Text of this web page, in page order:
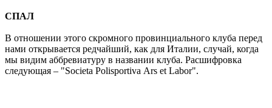
СПАЛ
В отношении этого скромного провинциального клуба перед
нами открывается редчайший, как для Италии, случай, когда
мы видим аббревиатуру в названии клуба. Расшифровка
следующая – "Societa Polisportiva Ars et Labor".